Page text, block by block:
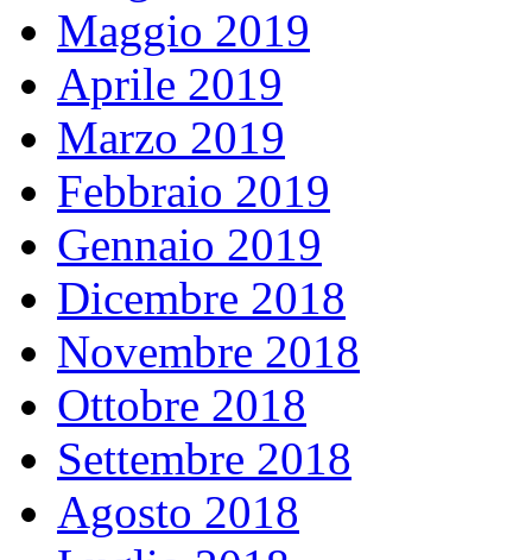
Maggio 2019
Aprile 2019
Marzo 2019
Febbraio 2019
Gennaio 2019
Dicembre 2018
Novembre 2018
Ottobre 2018
Settembre 2018
Agosto 2018